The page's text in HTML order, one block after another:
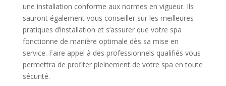
une installation conforme aux normes en vigueur. Ils
sauront également vous conseiller sur les meilleures
pratiques d’installation et s’assurer que votre spa
fonctionne de manière optimale dès sa mise en
service. Faire appel à des professionnels qualifiés vous
permettra de profiter pleinement de votre spa en toute
sécurité.